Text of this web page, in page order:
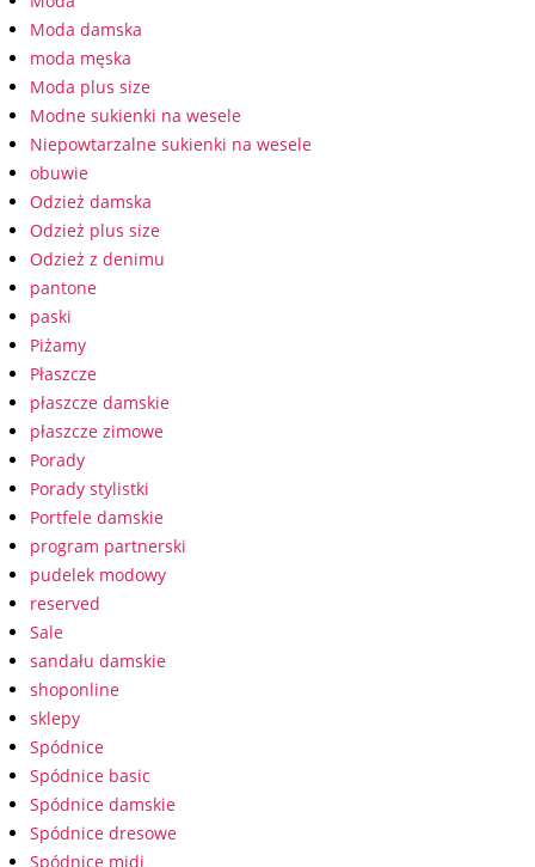
Moda damska
moda męska
Moda plus size
Modne sukienki na wesele
Niepowtarzalne sukienki na wesele
obuwie
Odzież damska
Odzież plus size
Odzież z denimu
pantone
paski
Piżamy
Płaszcze
płaszcze damskie
płaszcze zimowe
Porady
Porady stylistki
Portfele damskie
program partnerski
pudelek modowy
reserved
Sale
sandału damskie
shoponline
sklepy
Spódnice
Spódnice basic
Spódnice damskie
Spódnice dresowe
Spódnice midi